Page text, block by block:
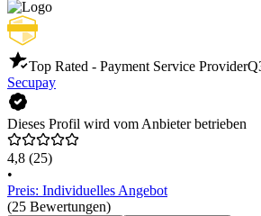
Top Rated - Payment Service Provider
Secupay
Dieses Profil wird vom Anbieter betrieben
4,8 (25)
•
Preis: Individuelles Angebot
(25 Bewertungen)